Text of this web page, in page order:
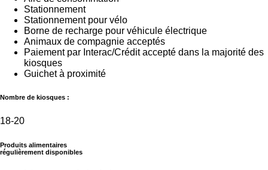
Stationnement
Stationnement pour vélo
Borne de recharge pour véhicule électrique
Animaux de compagnie acceptés
Paiement par Interac/Crédit accepté dans la majorité des
kiosques
Guichet à proximité
Nombre de kiosques :
18-20
Produits alimentaires
régulièrement disponibles